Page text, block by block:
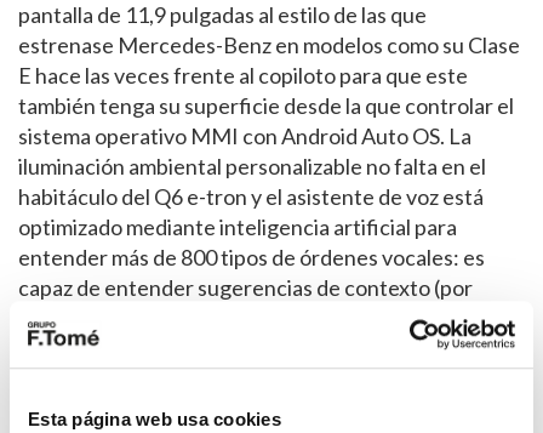
Esta página web usa cookies
pantalla de 11,9 pulgadas al estilo de las que
estrenase Mercedes-Benz en modelos como su Clase
E hace las veces frente al copiloto para que este
también tenga su superficie desde la que controlar el
sistema operativo MMI con Android Auto OS. La
iluminación ambiental personalizable no falta en el
habitáculo del Q6 e-tron y el asistente de voz está
optimizado mediante inteligencia artificial para
entender más de 800 tipos de órdenes vocales: es
capaz de entender sugerencias de contexto (por
ejemplo, “hace calor”), rutinas aprendidas (como que
el conductor suela activar el asiento calefectado
asistente “aprende” conforme el sistema es usado.